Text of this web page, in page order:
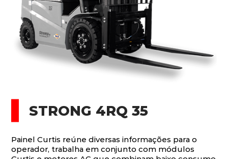
STRONG 4RQ 35
Painel Curtis reúne diversas informações para o
operador, trabalha em conjunto com módulos